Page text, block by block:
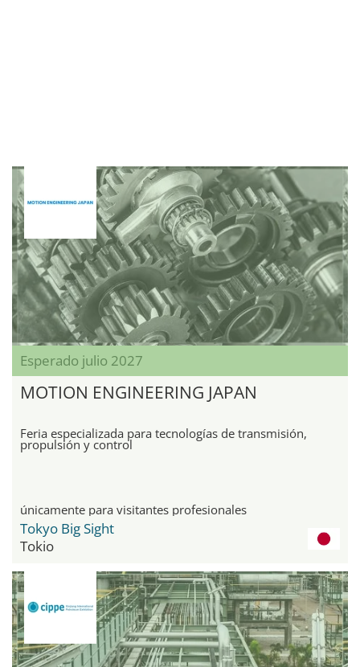
Esperado julio 2027
MOTION ENGINEERING JAPAN
Feria especializada para tecnologías de transmisión,
propulsión y control
únicamente para visitantes profesionales
Tokyo Big Sight
Tokio